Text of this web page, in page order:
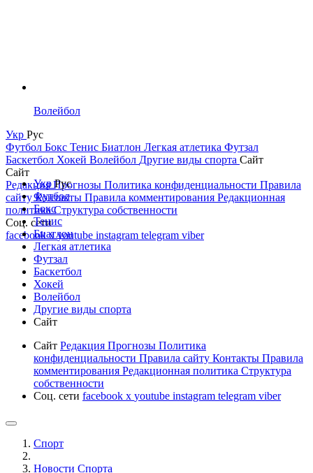
Волейбол
Укр Рус
Футбол Бокс Тенис Биатлон Легкая атлетика Футзал
Баскетбол Хокей Волейбол Другие виды спорта Сайт
Сайт
РедакцияПрогнозы Политика конфиденциальности Правила
сайтуКонтакты Правила комментирования Редакционная
политикаСтруктура собственности
Соц. сети
facebookxyoutube instagram telegram viber
УкрРус
Футбол
Бокс
Тенис
Биатлон
Легкая атлетика
Футзал
Баскетбол
Хокей
Волейбол
Другие виды спорта
Сайт
Сайт Редакция Прогнозы Политика
конфиденциальности Правила сайту Контакты Правила
комментирования Редакционная политика Структура
собственности
Соц. сети facebook x youtube instagram telegram viber
Спорт
Новости Cпорта